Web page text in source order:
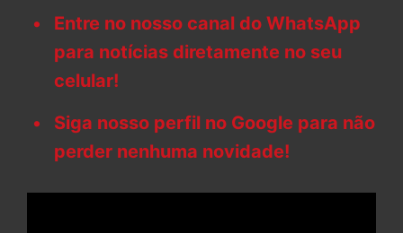
Entre no nosso canal do WhatsApp
para notícias diretamente no seu
celular!
Siga nosso perfil no Google para não
perder nenhuma novidade!